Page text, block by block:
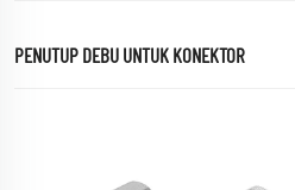
PENUTUP DEBU UNTUK KONEKTOR